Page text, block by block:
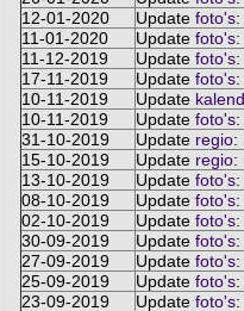
12-01-2020
Update foto's:
11-01-2020
Update foto's:
11-12-2019
Update foto's:
17-11-2019
Update foto's:
10-11-2019
Update
10-11-2019
Update foto's:
31-10-2019
Update regio:
15-10-2019
Update regio:
13-10-2019
Update foto's:
08-10-2019
Update foto's:
02-10-2019
Update foto's:
30-09-2019
Update foto's:
27-09-2019
Update foto's:
25-09-2019
Update foto's:
23-09-2019
Update foto's: